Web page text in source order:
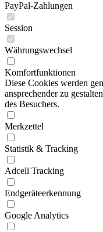
PayPal-Zahlungen
Session
Währungswechsel
Komfortfunktionen
Diese Cookies werden
ansprechender zu
des Besuchers.
Merkzettel
Statistik & Tracking
Adcell Tracking
Endgeräteerkennung
Google Analytics